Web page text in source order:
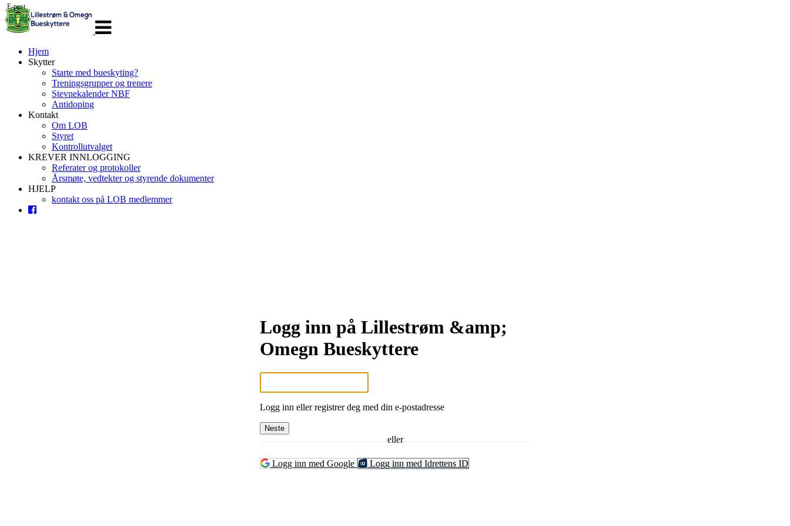
navigasjon
Hjem
Skytter
Starte med bueskyting?
Treningsgrupper og trenere
Stevnekalender NBF
Antidoping
Kontakt
Om LOB
Styret
Kontrollutvalget
KREVER INNLOGGING
Referater og protokoller
Årsmøte, vedtekter og styrende dokumenter
HJELP
kontakt oss på LOB medlemmer
Logg inn på Lillestrøm &amp;
Omegn Bueskyttere
E-post
Logg inn eller registrer deg med din e-postadresse
Neste
eller
Logg inn med Google Logg inn med Idrettens ID